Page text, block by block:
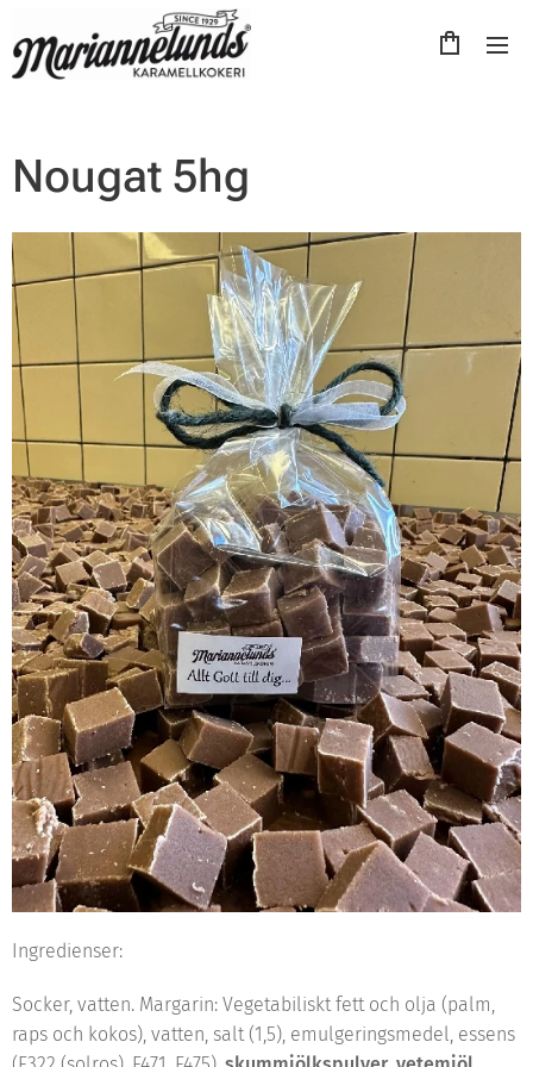
Nougat 5hg
Ingredienser:
Socker, vatten. Margarin: Vegetabiliskt fett och olja (palm,
raps och kokos), vatten, salt (1,5), emulgeringsmedel, essens